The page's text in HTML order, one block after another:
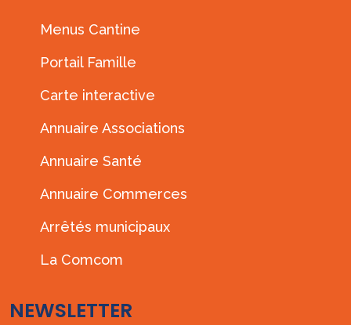
Menus Cantine
Portail Famille
Carte interactive
Annuaire Associations
Annuaire Santé
Annuaire Commerces
Arrêtés municipaux
La Comcom
NEWSLETTER